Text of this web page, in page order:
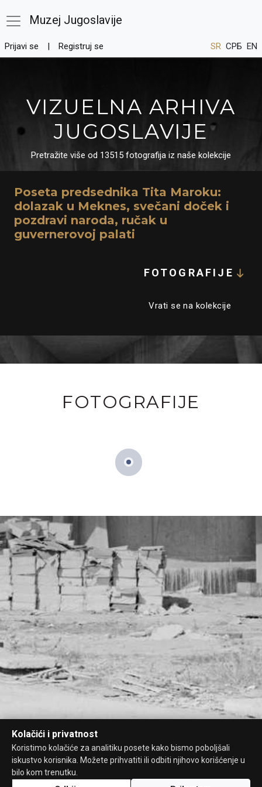
Muzej Jugoslavije
Prijavi se Registruj se SR СРБ EN
VIZUELNA ARHIVA
JUGOSLAVIJE
Pretražite više od 13515 fotografija iz naše kolekcije
Poseta predsednika Tita Maroku:
dolazak u Meknes, svečani doček i
pozdravi naroda, ručak u
guvernerovoj palati
FOTOGRAFIJE
Vrati se na kolekcije
FOTOGRAFIJE
Kolačići i privatnost
Koristimo kolačiće za analitiku posete kako bismo poboljšali
iskustvo korisnika. Možete prihvatiti ili odbiti njihovo korišćenje u
bilo kom trenutku.